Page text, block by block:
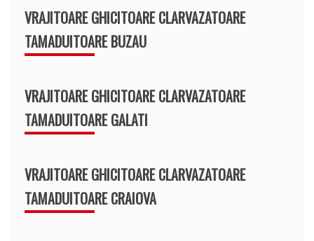
VRAJITOARE GHICITOARE CLARVAZATOARE
TAMADUITOARE BUZAU
VRAJITOARE GHICITOARE CLARVAZATOARE
TAMADUITOARE GALATI
VRAJITOARE GHICITOARE CLARVAZATOARE
TAMADUITOARE CRAIOVA